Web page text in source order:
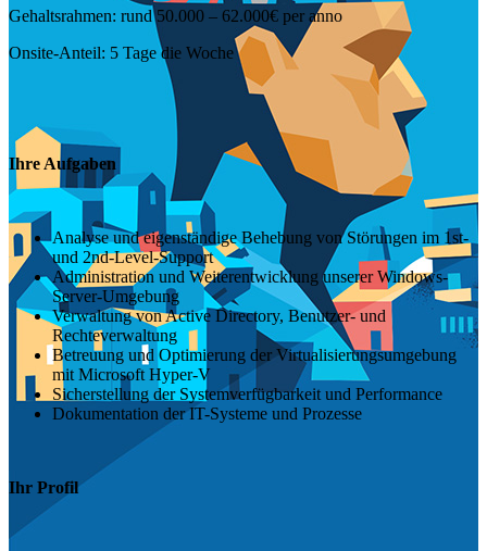
Gehaltsrahmen: rund 50.000 – 62.000€ per anno
Onsite-Anteil: 5 Tage die Woche
Ihre Aufgaben
Analyse und eigenständige Behebung von Störungen im 1st-
und 2nd-Level-Support
Administration und Weiterentwicklung unserer Windows-
Server-Umgebung
Verwaltung von Active Directory, Benutzer- und
Rechteverwaltung
Betreuung und Optimierung der Virtualisierungsumgebung
mit Microsoft Hyper-V
Sicherstellung der Systemverfügbarkeit und Performance
Dokumentation der IT-Systeme und Prozesse
Ihr Profil